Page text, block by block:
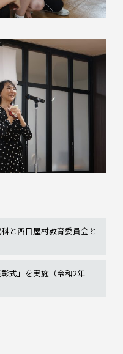
と西目屋村教育委員会と
式」を実施（令和2年